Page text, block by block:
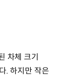
차체 크기
. 하지만 작은